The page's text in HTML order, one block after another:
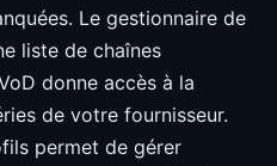
Le gestionnaire de
liste de chaînes
donne accès à la
de votre fournisseur.
permet de gérer